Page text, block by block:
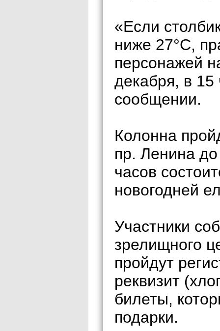
«Если
ниже 27°С,
персонажей
декабря, в 15
сообщении.
Колонна
пр. Ленина
часов
новогодней
Участники
зрелищного
пройдут
реквизит
билеты,
подарки.